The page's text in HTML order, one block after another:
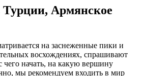
Турции, Армянское
на заснеженные пики и
восхождениях, спрашивают
чего начать, на какую вершину
мы рекомендуем входить в мир